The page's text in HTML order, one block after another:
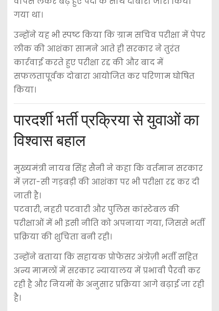
गया था।
उन्होंने यह भी स्पष्ट किया कि ग्राम सचिव परीक्षा में पेपर
लीक की आशंका सामने आते ही सरकार ने तुरंत
कार्रवाई करते हुए परीक्षा रद्द की और बाद में
सफलतापूर्वक दोबारा आयोजित कर परिणाम घोषित
किया।
पारदर्शी भर्ती प्रक्रिया से युवाओं का
विश्वास बहाल
मुख्यमंत्री नायब सिंह सैनी ने कहा कि वर्तमान सरकार
में ज़रा-सी गड़बड़ी की आशंका पर भी परीक्षा रद्द कर दी
जाती है।
पटवारी, नहरी पटवारी और पुलिस कांस्टेबल की
परीक्षाओं में भी इसी नीति को अपनाया गया, जिससे भर्ती
प्रक्रिया की शुचिता बनी रही।
उन्होंने बताया कि सहायक प्रोफेसर अंग्रेज़ी भर्ती सहित
अन्य मामलों में सरकार न्यायालय में प्रभावी पैरवी कर
रही है और नियमों के अनुसार प्रक्रिया आगे बढ़ाई जा रही
है।